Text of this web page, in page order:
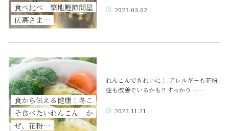
食べ比べ 築地鰹節問屋
伏高さま…
2023.03.02
食から伝える健康！冬こ
そ食べたいれんこん か
ぜ、花粉…
れんこんできれいに！ アレルギーも花粉
症も改善でいるかも⁈ すっかり……
2022.11.21